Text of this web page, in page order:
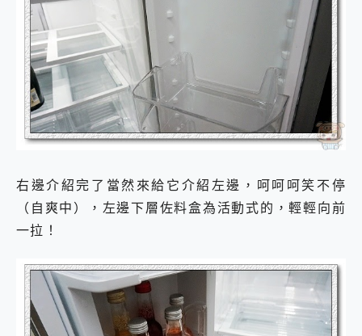
右邊介紹完了當然來給它介紹左邊，呵呵呵笑不停
（自爽中），左邊下層佐料盒為活動式的，輕輕向前
一拉！